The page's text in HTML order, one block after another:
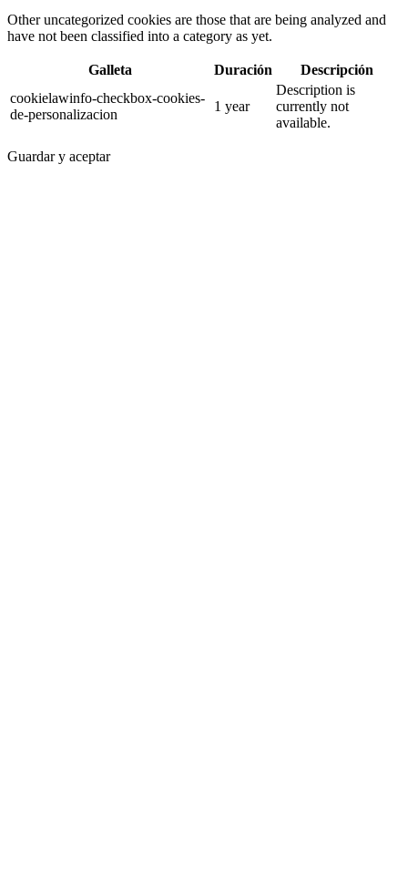
Other uncategorized cookies are those that are being analyzed and
have not been classified into a category as yet.
Galleta Duración
Descripción
cookielawinfo-checkbox-cookies-
de-personalizacion
1 year
Description is
currently not
available.
Guardar y aceptar